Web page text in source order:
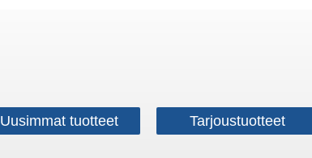
Uusimmat tuotteet Tarjoustuotteet